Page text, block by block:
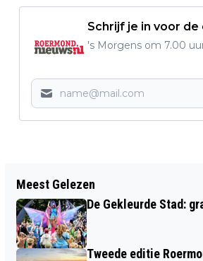
Schrijf je in voor
's Morgens om 7.00
ONDERNEMER VAN DE
Meest Gelezen
De Gekleurde Stad:
Tweede editie